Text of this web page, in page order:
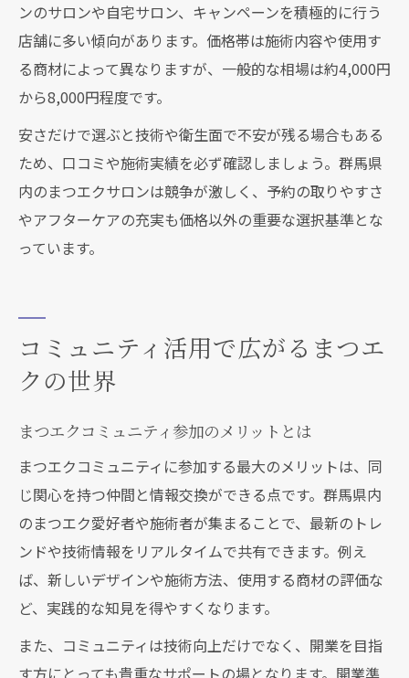
ンのサロンや自宅サロン、キャンペーンを積極的に行う
店舗に多い傾向があります。価格帯は施術内容や使用す
る商材によって異なりますが、一般的な相場は約4,000円
から8,000円程度です。
安さだけで選ぶと技術や衛生面で不安が残る場合もある
ため、口コミや施術実績を必ず確認しましょう。群馬県
内のまつエクサロンは競争が激しく、予約の取りやすさ
やアフターケアの充実も価格以外の重要な選択基準とな
っています。
コミュニティ活用で広がるまつエ
クの世界
まつエクコミュニティ参加のメリットとは
まつエクコミュニティに参加する最大のメリットは、同
じ関心を持つ仲間と情報交換ができる点です。群馬県内
のまつエク愛好者や施術者が集まることで、最新のトレ
ンドや技術情報をリアルタイムで共有できます。例え
ば、新しいデザインや施術方法、使用する商材の評価な
ど、実践的な知見を得やすくなります。
また、コミュニティは技術向上だけでなく、開業を目指
す方にとっても貴重なサポートの場となります。開業準